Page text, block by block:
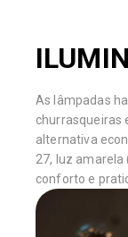
As lâmpadas
churrasqueiras
alternativa
27, luz
conforto e